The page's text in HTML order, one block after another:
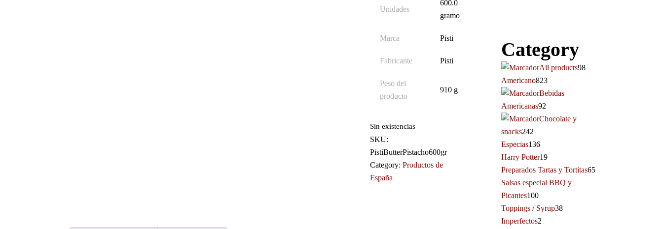
Unidades
‎600.0
gramo
Marca ‎Pisti
Fabricante ‎Pisti
Peso del
producto
‎910 g
Sin existencias
SKU:
PistiButterPistacho600gr
Category: Productos de
España
Category
All products98
Americano823
Bebidas
Americanas92
Chocolate y
snacks242
Especias136
Harry Potter19
Preparados Tartas y Tortitas65
Salsas especial BBQ y
Picantes100
Toppings / Syrup38
Imperfectos2